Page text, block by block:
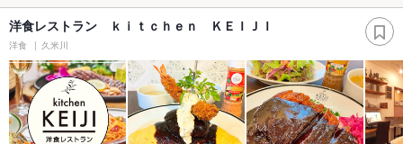
洋食レストラン ｋｉｔｃｈｅｎ ＫＥＩＪＩ
洋食 久米川